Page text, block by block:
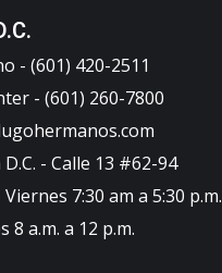
- (601) 420-2511
- (601) 260-7800
- Calle 13 #62-94
7:30 am a 5:30 p.m.
8 a.m. a 12 p.m.